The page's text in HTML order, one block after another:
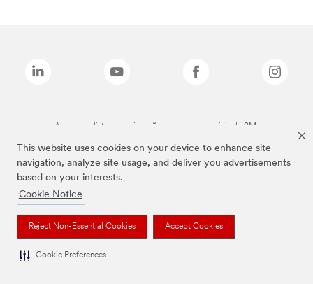
This website uses cookies on your device to enhance site
navigation, analyze site usage, and deliver you advertisements
based on your interests.
Cookie Notice
Reject Non-Essential Cookies Accept Cookies
Cookie Preferences
As marcas listadas a cima são marcas comerciais da 3M.